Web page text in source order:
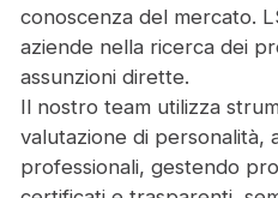
conoscenza del mercato.
aziende nella ricerca dei
assunzioni dirette.
Il nostro team utilizza
valutazione di personalità,
professionali, gestendo